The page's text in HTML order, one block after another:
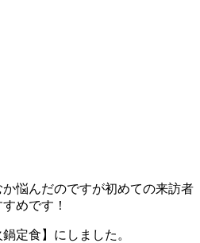
悩んだのですが初めての来訪者
めです！
定食】にしました。